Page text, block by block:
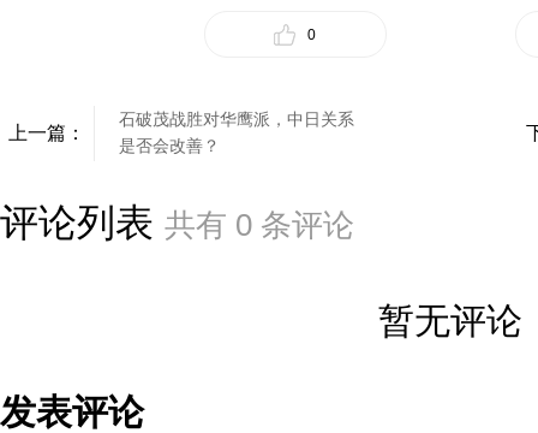
0
上一篇：
石破茂战胜对华鹰派，中日关系
是否会改善？
评论列表 共有 0 条评论
暂无评论
发表评论